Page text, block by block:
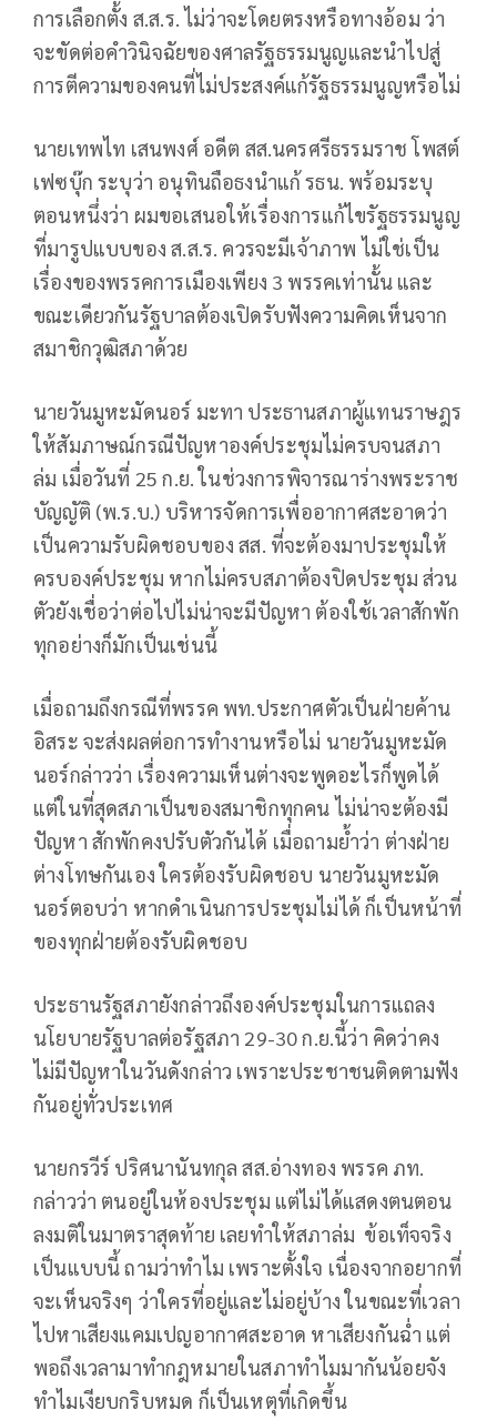
การเลือกตั้ง ส.ส.ร. ไม่ว่าจะโดยตรงหรือทางอ้อม ว่า
จะขัดต่อคำวินิจฉัยของศาลรัฐธรรมนูญและนำไปสู่
การตีความของคนที่ไม่ประสงค์แก้รัฐธรรมนูญหรือไม่
นายเทพไท เสนพงศ์ อดีต สส.นครศรีธรรมราช โพสต์
เฟซบุ๊ก ระบุว่า อนุทินถือธงนำแก้ รธน. พร้อมระบุ
ตอนหนึ่งว่า ผมขอเสนอให้เรื่องการแก้ไขรัฐธรรมนูญ
ที่มารูปแบบของ ส.ส.ร. ควรจะมีเจ้าภาพ ไม่ใช่เป็น
เรื่องของพรรคการเมืองเพียง 3 พรรคเท่านั้น และ
ขณะเดียวกันรัฐบาลต้องเปิดรับฟังความคิดเห็นจาก
สมาชิกวุฒิสภาด้วย
นายวันมูหะมัดนอร์ มะทา ประธานสภาผู้แทนราษฎร
ให้สัมภาษณ์กรณีปัญหาองค์ประชุมไม่ครบจนสภา
ล่ม เมื่อวันที่ 25 ก.ย. ในช่วงการพิจารณาร่างพระราช
บัญญัติ (พ.ร.บ.) บริหารจัดการเพื่ออากาศสะอาดว่า
เป็นความรับผิดชอบของ สส. ที่จะต้องมาประชุมให้
ครบองค์ประชุม หากไม่ครบสภาต้องปิดประชุม ส่วน
ตัวยังเชื่อว่าต่อไปไม่น่าจะมีปัญหา ต้องใช้เวลาสักพัก
ทุกอย่างก็มักเป็นเช่นนี้
เมื่อถามถึงกรณีที่พรรค พท.ประกาศตัวเป็นฝ่ายค้าน
อิสระ จะส่งผลต่อการทำงานหรือไม่ นายวันมูหะมัด
นอร์กล่าวว่า เรื่องความเห็นต่างจะพูดอะไรก็พูดได้
แต่ในที่สุดสภาเป็นของสมาชิกทุกคน ไม่น่าจะต้องมี
ปัญหา สักพักคงปรับตัวกันได้ เมื่อถามย้ำว่า ต่างฝ่าย
ต่างโทษกันเอง ใครต้องรับผิดชอบ นายวันมูหะมัด
นอร์ตอบว่า หากดำเนินการประชุมไม่ได้ ก็เป็นหน้าที่
ของทุกฝ่ายต้องรับผิดชอบ
ประธานรัฐสภายังกล่าวถึงองค์ประชุมในการแถลง
นโยบายรัฐบาลต่อรัฐสภา 29-30 ก.ย.นี้ว่า คิดว่าคง
ไม่มีปัญหาในวันดังกล่าว เพราะประชาชนติดตามฟัง
กันอยู่ทั่วประเทศ
นายกรวีร์ ปริศนานันทกุล สส.อ่างทอง พรรค ภท.
กล่าวว่า ตนอยู่ในห้องประชุม แต่ไม่ได้แสดงตนตอน
ลงมติในมาตราสุดท้าย เลยทำให้สภาล่ม ข้อเท็จจริง
เป็นแบบนี้ ถามว่าทำไม เพราะตั้งใจ เนื่องจากอยากที่
จะเห็นจริงๆ ว่าใครที่อยู่และไม่อยู่บ้าง ในขณะที่เวลา
ไปหาเสียงแคมเปญอากาศสะอาด หาเสียงกันฉ่ำ แต่
พอถึงเวลามาทำกฎหมายในสภาทำไมมากันน้อยจัง
ทำไมเงียบกริบหมด ก็เป็นเหตุที่เกิดขึ้น